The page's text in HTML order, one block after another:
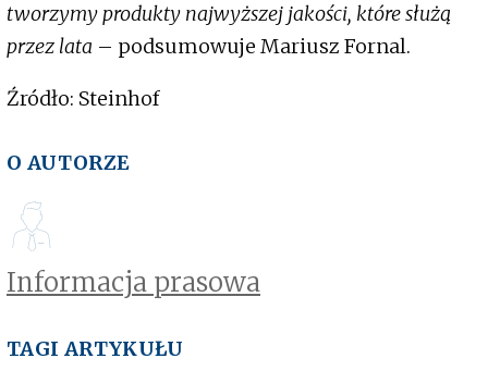
tworzymy produkty najwyższej jakości, które służą
przez lata – podsumowuje Mariusz Fornal.
Źródło: Steinhof
O AUTORZE
Informacja prasowa
TAGI ARTYKUŁU